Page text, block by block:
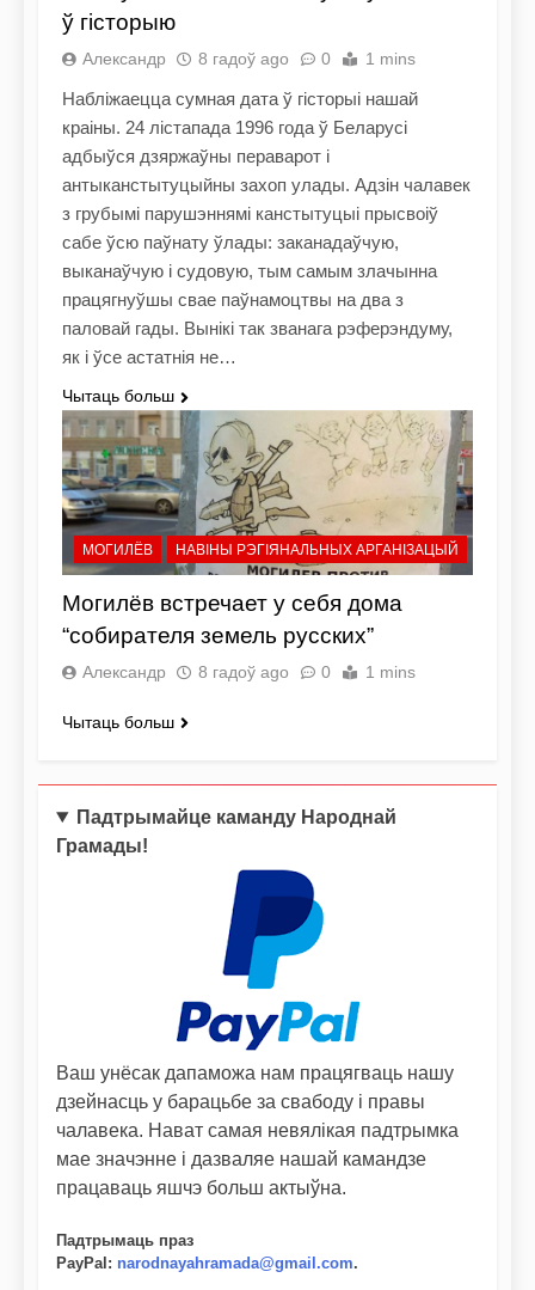
ў гісторыю
Александр 8 гадоў ago 0 1 mins
Набліжаецца сумная дата ў гісторыі нашай
краіны. 24 лістапада 1996 года ў Беларусі
адбыўся дзяржаўны пераварот і
антыканстытуцыйны захоп улады. Адзін чалавек
з грубымі парушэннямі канстытуцыі прысвоіў
сабе ўсю паўнату ўлады: заканадаўчую,
выканаўчую і судовую, тым самым злачынна
працягнуўшы свае паўнамоцтвы на два з
паловай гады. Вынікі так званага рэферэндуму,
як і ўсе астатнiя не…
Чытаць больш
МОГИЛЁВ НАВІНЫ РЭГІЯНАЛЬНЫХ АРГАНІЗАЦЫЙ
Могилёв встречает у себя дома
“собирателя земель русских”
Александр 8 гадоў ago 0 1 mins
Чытаць больш
Падтрымайце каманду Народнай
Грамады!
Ваш унёсак дапаможа нам працягваць нашу
дзейнасць у барацьбе за свабоду і правы
чалавека. Нават самая невялікая падтрымка
мае значэнне і дазваляе нашай камандзе
працаваць яшчэ больш актыўна.
Падтрымаць праз
PayPal : narodnayahramada@gmail.com.